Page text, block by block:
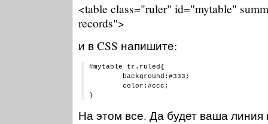
<table class="ruler" id="mytable"
records">
и в CSS напишите:
#mytable tr.ruled{
На этом все. Да будет ваша